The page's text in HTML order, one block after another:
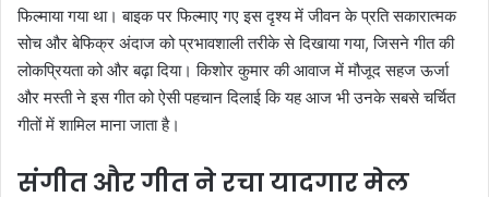
फिल्माया गया था। बाइक पर फिल्माए गए इस दृश्य में जीवन के प्रति सकारात्मक
सोच और बेफिक्र अंदाज को प्रभावशाली तरीके से दिखाया गया, जिसने गीत की
लोकप्रियता को और बढ़ा दिया। किशोर कुमार की आवाज में मौजूद सहज ऊर्जा
और मस्ती ने इस गीत को ऐसी पहचान दिलाई कि यह आज भी उनके सबसे चर्चित
गीतों में शामिल माना जाता है।
संगीत और गीत ने रचा यादगार मेल